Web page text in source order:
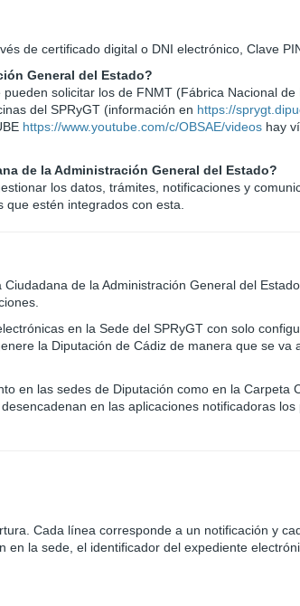
de certificado digital o DNI electrónico, Clave
General del Estado?
pueden solicitar los de FNMT (Fábrica Nacional de
del SPRyGT (información en https://
https://www.youtube.com/c/OBSAE/videos hay
de la Administración General del Estado?
los datos, trámites, notificaciones y
que estén integrados con esta.
de la Administración General del
en la Sede del SPRyGT con solo
la Diputación de Cádiz de manera que se va
en las sedes de Diputación como en la Carpeta
en las aplicaciones notificadoras
Cada línea corresponde a un notificación y
la sede, el identificador del expediente